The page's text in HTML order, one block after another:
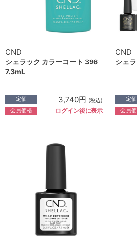
CND
シェラック カラーコート 396
7.3mL
定価 3,740円 (税込)
会員価格 ログイン後に表示
CND
シェ
定価
会員